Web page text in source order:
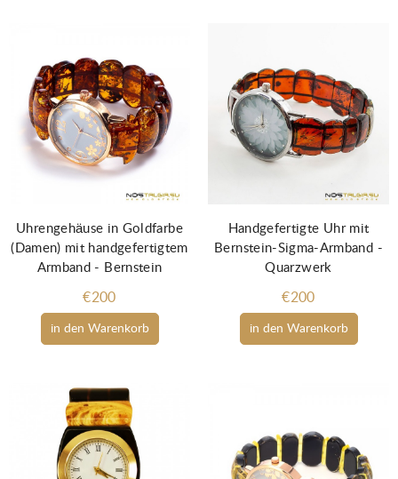
in den Warenkorb
Uhrengehäuse in Goldfarbe
(Damen) mit handgefertigtem
Armband - Bernstein
€200
in den Warenkorb
Handgefertigte Uhr mit
Bernstein-Sigma-Armband -
Quarzwerk
€200